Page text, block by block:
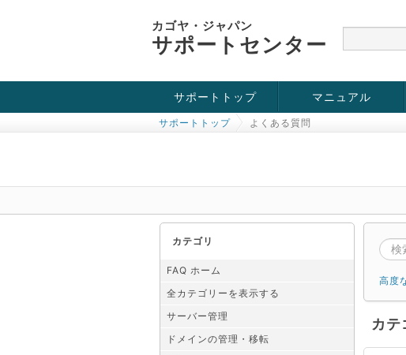
カゴヤ・ジャパン
サポートセンター
サポートトップ
お役立ち情報
チュートリアル
障害・メンテナンス情報
マニュアル
サポートトップ よくある質問
カテゴリ
FAQ ホーム
全カテゴリーを表示する
サーバー管理
ドメインの管理・移転
高度
カテ